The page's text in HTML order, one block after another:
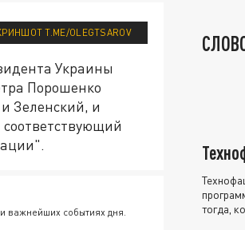
T.ME/OLEGTSAROV
Украины
Порошенко
Зеленский, и
важнейших событиях дня.
тогда,